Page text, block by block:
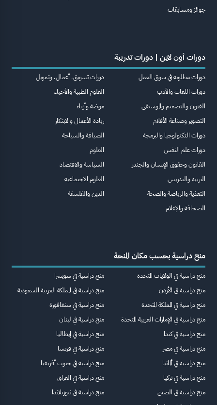
جوائز ومسابقات
دورات أون لاين | دورات تدريبة
دورات مطلوبة في سوق العمل
دورات اللغات والأدب
الفنون والتصميم والموسيقى
التصوير وصناعة الأفلام
دورات التكنولوجيا والبرمجة
دورات علم النفس
القانون وحقوق الإنسان والجندر
التربية والتدريس
التغذية والرياضة والصحة
الصحافة والإعلام
دورات تسويق، أعمال، وتمويل
العلوم الطبية والأحياء
موضة وأزياء
ريادة الأعمال والابتكار
الضيافة والسياحة
العلوم
السياسة والاقتصاد
العلوم الاجتماعية
الدين والفلسفة
منح دراسية بحسب مكان المنحة
منح دراسية في الولايات المتحدة
منح دراسية في الأردن
منح دراسية في المملكة المتحدة
منح دراسية في الإمارات العربية المتحدة
منح دراسية في كندا
منح دراسية في مصر
منح دراسية في ألمانيا
منح دراسية في تركيا
منح دراسية في الصين
منح دراسية في سويسرا
منح دراسية في المملكة العربية السعودية
منح دراسية في سنغافورة
منح دراسية في لبنان
منح دراسية في إيطاليا
منح دراسية في فرنسا
منح دراسية في جنوب أفريقيا
منح دراسية في العراق
منح دراسية في نيوزيلاندا